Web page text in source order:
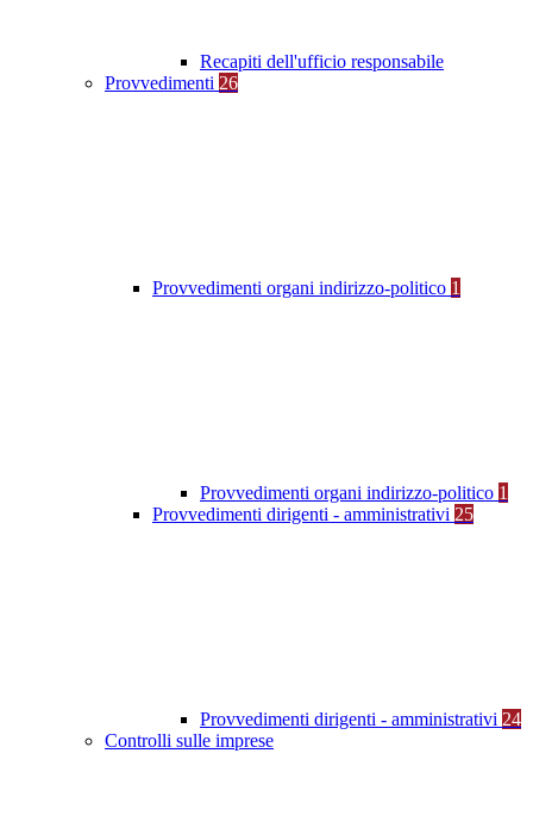
Recapiti dell'ufficio responsabile
Provvedimenti 26
Provvedimenti organi indirizzo-politico 1
Provvedimenti organi indirizzo-politico 1
Provvedimenti dirigenti - amministrativi 25
Provvedimenti dirigenti - amministrativi 24
Controlli sulle imprese